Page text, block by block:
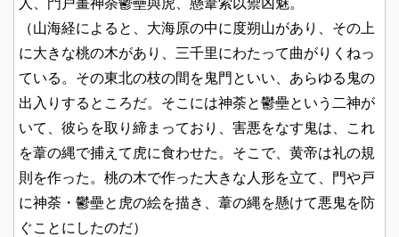
（山海経によると、大海原の中に度朔山があり、その上
に大きな桃の木があり、三千里にわたって曲がりくねっ
ている。その東北の枝の間を鬼門といい、あらゆる鬼の
出入りするところだ。そこには神荼と鬱壘という二神が
いて、彼らを取り締まっており、害悪をなす鬼は、これ
を葦の縄で捕えて虎に食わせた。そこで、黄帝は礼の規
則を作った。桃の木で作った大きな人形を立て、門や戸
に神荼・鬱壘と虎の絵を描き、葦の縄を懸けて悪鬼を防
ぐことにしたのだ）